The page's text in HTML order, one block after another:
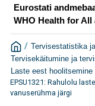
Eurostati
WHO Health for All
/ Tervisestatistika
Tervisekäitumine ja
Laste eest hoolitsemine
EPSU1321: Rahulolu
vanuserühma järgi